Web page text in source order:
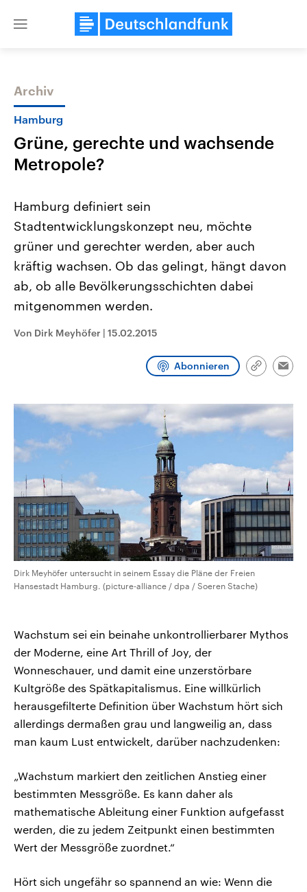
Close
Themen
Landtagswahl Sachsen-Anhalt
2026
Alle Informationen
Sachsen-Anhalt wählt am 6.
September 2026 einen neuen
Landtag. Seit 2021 wird das
Bundesland von einer Koalition aus
CDU, SPD und FDP regiert.-
Umfragen, Prognosen,
Wahlprogramme, aktuelle Berichte
und Kandidaten der anstehenden
USA
Aktuelle Beiträge,
Hintergründe
Wirtschaftlich und
gehören die Vereinigten
den mächtigsten Ländern
Archiv
Hamburg
Grüne, gerechte und wachsende
Metropole?
Hamburg definiert sein
Stadtentwicklungskonzept neu, möchte
grüner und gerechter werden, aber auch
kräftig wachsen. Ob das gelingt, hängt davon
ab, ob alle Bevölkerungsschichten dabei
mitgenommen werden.
Von Dirk Meyhöfer | 15.02.2015
Abonnieren
Link
Dirk Meyhöfer untersucht in seinem Essay die Pläne der Freien
Hansestadt Hamburg. (picture-alliance / dpa / Soeren Stache)
Wachstum sei ein beinahe unkontrollierbarer Mythos
der Moderne, eine Art Thrill of Joy, der
Wonneschauer, und damit eine unzerstörbare
Kultgröße des Spätkapitalismus. Eine willkürlich
herausgefilterte Definition über Wachstum hört sich
allerdings dermaßen grau und langweilig an, dass
man kaum Lust entwickelt, darüber nachzudenken:
„Wachstum markiert den zeitlichen Anstieg einer
bestimmten Messgröße. Es kann daher als
mathematische Ableitung einer Funktion aufgefasst
werden, die zu jedem Zeitpunkt einen bestimmten
Wert der Messgröße zuordnet.“
Hört sich ungefähr so spannend an wie: Wenn die